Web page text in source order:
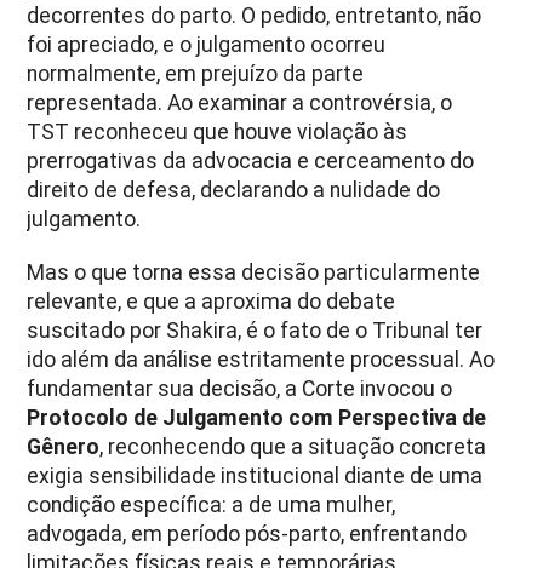
decorrentes do parto. O pedido, entretanto, não
foi apreciado, e o julgamento ocorreu
normalmente, em prejuízo da parte
representada. Ao examinar a controvérsia, o
TST reconheceu que houve violação às
prerrogativas da advocacia e cerceamento do
direito de defesa, declarando a nulidade do
julgamento.
Mas o que torna essa decisão particularmente
relevante, e que a aproxima do debate
suscitado por Shakira, é o fato de o Tribunal ter
ido além da análise estritamente processual. Ao
fundamentar sua decisão, a Corte invocou o
Protocolo de Julgamento com Perspectiva de
Gênero, reconhecendo que a situação concreta
exigia sensibilidade institucional diante de uma
condição específica: a de uma mulher,
advogada, em período pós-parto, enfrentando
limitações físicas reais e temporárias.